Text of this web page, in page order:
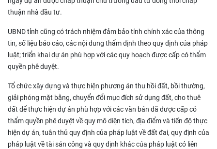
thuận nhà đầu tư.
UBND tỉnh cũng có trách nhiệm đảm bảo tính chính xác của thông
tin, số liệu báo cáo, các nội dung thẩm định theo quy định của pháp
luật; triển khai dự án phù hợp với các quy hoạch được cấp có thẩm
quyền phê duyệt.
Tổ chức xây dựng và thực hiện phương án thu hồi đất, bồi thường,
giải phóng mặt bằng, chuyển đổi mục đích sử dụng đất, cho thuê
đất để thực hiện dự án phù hợp với các văn bản đã được cấp có
thẩm quyền phê duyệt về quy mô diện tích, địa điểm và tiến độ thực
hiện dự án, tuân thủ quy định của pháp luật về đất đai, quy định của
pháp luật về tài sản công và quy định khác của pháp luật có liên